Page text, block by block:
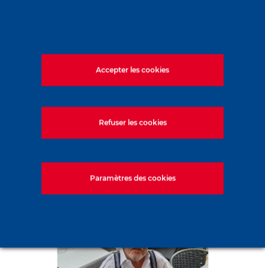
Louis Gérard Diméné nous a
quittés (AASB)
Accepter les cookies
Refuser les cookies
Paramètres des cookies